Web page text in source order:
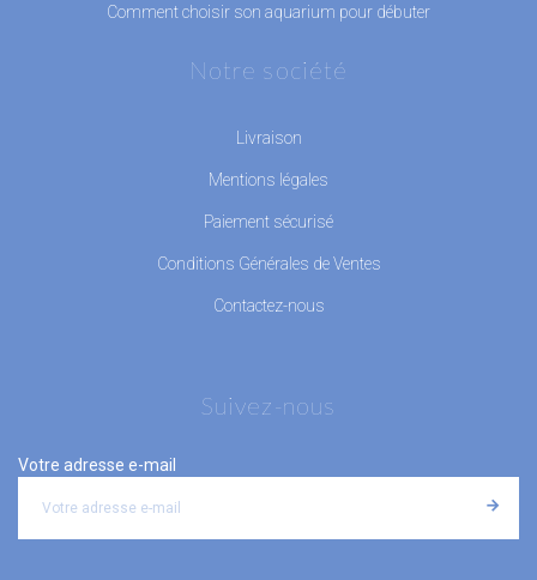
Comment choisir son aquarium pour débuter
Notre société
Livraison
Mentions légales
Paiement sécurisé
Conditions Générales de Ventes
Contactez-nous
Suivez-nous
Votre adresse e-mail